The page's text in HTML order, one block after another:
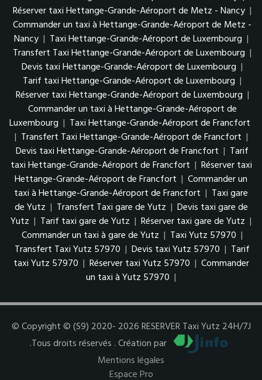
Réserver taxi Hettange-Grande-Aéroport de Metz - Nancy |
Commander un taxi à Hettange-Grande-Aéroport de Metz -
Nancy | Taxi Hettange-Grande-Aéroport de Luxembourg |
Transfert Taxi Hettange-Grande-Aéroport de Luxembourg |
Devis taxi Hettange-Grande-Aéroport de Luxembourg |
Tarif taxi Hettange-Grande-Aéroport de Luxembourg |
Réserver taxi Hettange-Grande-Aéroport de Luxembourg |
Commander un taxi à Hettange-Grande-Aéroport de
Luxembourg | Taxi Hettange-Grande-Aéroport de Francfort
| Transfert Taxi Hettange-Grande-Aéroport de Francfort |
Devis taxi Hettange-Grande-Aéroport de Francfort | Tarif
taxi Hettange-Grande-Aéroport de Francfort | Réserver taxi
Hettange-Grande-Aéroport de Francfort | Commander un
taxi à Hettange-Grande-Aéroport de Francfort | Taxi gare
de Yutz | Transfert Taxi gare de Yutz | Devis taxi gare de
Yutz | Tarif taxi gare de Yutz | Réserver taxi gare de Yutz |
Commander un taxi à gare de Yutz | Taxi Yutz 57970 |
Transfert Taxi Yutz 57970 | Devis taxi Yutz 57970 | Tarif
taxi Yutz 57970 | Réserver taxi Yutz 57970 | Commander
un taxi à Yutz 57970 |
© Copyright © (S9) 2020- 2026 RESERVER Taxi Yutz 24H/7J
.Tous droits réservés . Création par
Mentions légales
Espace Pro